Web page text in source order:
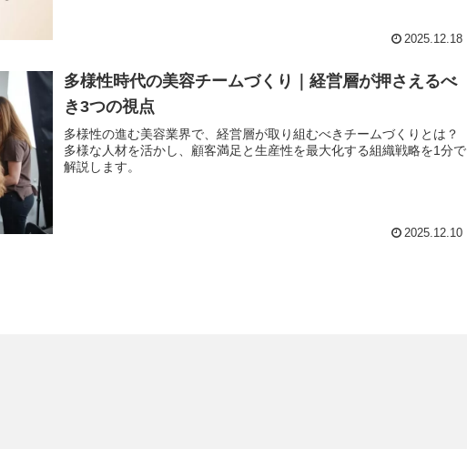
2025.12.18
多様性時代の美容チームづくり｜経営層が押さえるべ
き3つの視点
多様性の進む美容業界で、経営層が取り組むべきチームづくりとは？
多様な人材を活かし、顧客満足と生産性を最大化する組織戦略を1分で
解説します。
2025.12.10